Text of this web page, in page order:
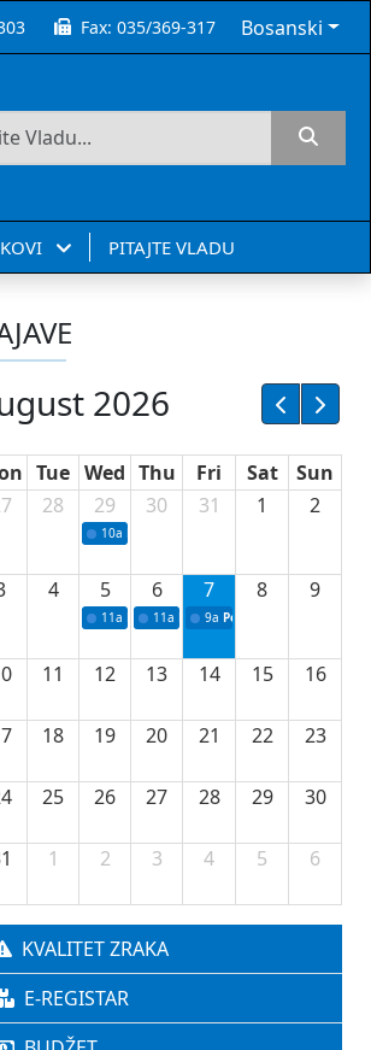
Fax:035/369-317 Bosanski
PITAJTE VLADU
2026
Tue Wed Thu Fri Sat
Sun
28 29
10a Potpisivanje ugovora sa neprofitnim
30 31 1 2
4 5
11a Potpisivanje ugovora o stipendijama
6
11a Podrška razvoju vodne
7
9a Početak izgradnje nove
8 9
11 12 13 14 15 16
18 19 20 21 22 23
25 26 27 28 29 30
1 2 3 4 5 6
KVALITET ZRAKA
E-REGISTAR